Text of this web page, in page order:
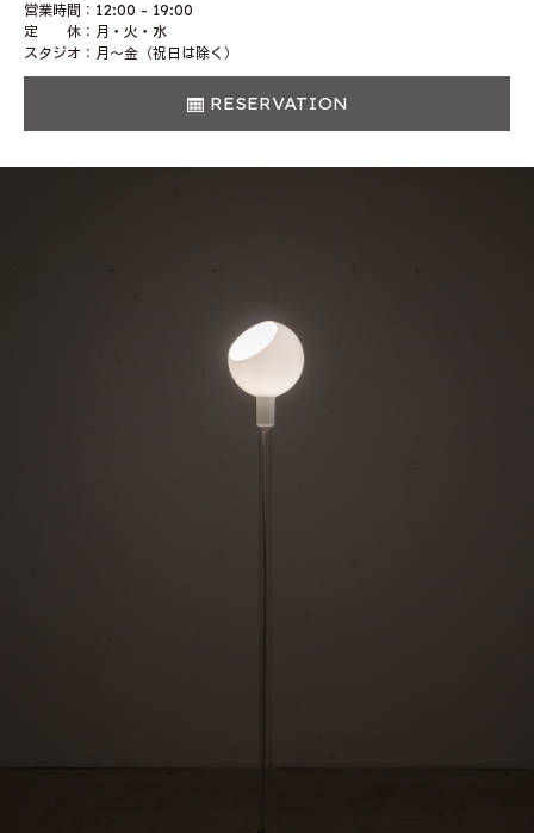
営業時間：12:00 - 19:00
定 休：月・火・水
スタジオ：月〜金（祝日は除く）
RESERVATION